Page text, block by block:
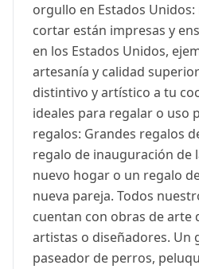
orgullo en Estados
cortar están impresas y
en los Estados Unidos,
artesanía y calidad
distintivo y artístico a tu
ideales para regalar o uso
regalos: Grandes regalos
regalo de inauguración de
nuevo hogar o un regalo
nueva pareja. Todos
cuentan con obras de arte
artistas o diseñadores. Un
paseador de perros,